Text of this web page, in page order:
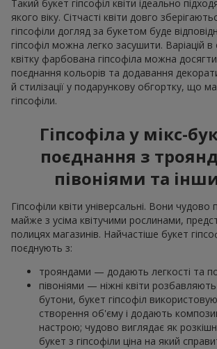
Такий букет гіпсофіл квіти ідеально
якого віку. Сітчасті квіти довго
гіпсофіли догляд за букетом буде
гіпсофіл можна легко засушити. Варіацій
квітку фарбована гіпсофіла можна
поєднання кольорів та додавання
й стилізації у подарункову обгортку, що
гіпсофіли.
Гіпсофіла у мікс-
поєднання з
півоніями та
Гіпсофіли квіти універсальні. Вони чудово
майже з усіма квітучими рослинами,
полицях магазинів. Найчастіше букет
поєднують з:
трояндами — додають легкості та
півоніями — ніжні квіти
бутони, букет гіпсофіл
створення об'єму і додають
настрою; чудово виглядає як
букет з гіпсофіли ціна на який